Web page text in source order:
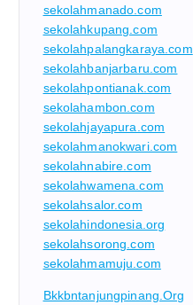
sekolahmanado.com
sekolahkupang.com
sekolahpalangkaraya.com
sekolahbanjarbaru.com
sekolahpontianak.com
sekolahambon.com
sekolahjayapura.com
sekolahmanokwari.com
sekolahnabire.com
sekolahwamena.com
sekolahsalor.com
sekolahindonesia.org
sekolahsorong.com
sekolahmamuju.com
Bkkbntanjungpinang.org